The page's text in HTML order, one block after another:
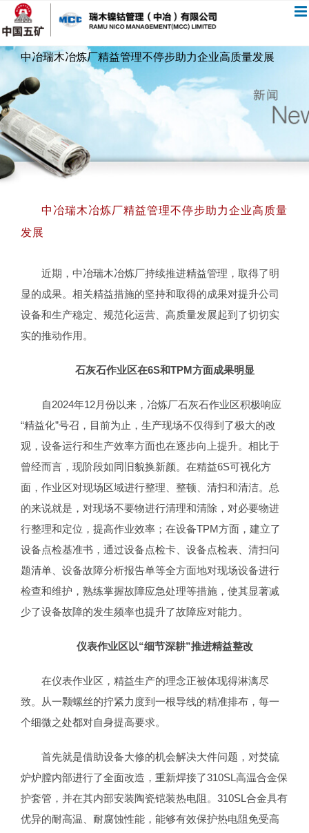
过
内
中冶瑞木冶炼厂精益管理不停步助力企业高质量发展
中冶瑞木冶炼厂精益管理不停步助力企业高质量
发展
近期，中冶瑞木冶炼厂持续推进精益管理，取得了明
显的成果。相关精益措施的坚持和取得的成果对提升公司
设备和生产稳定、规范化运营、高质量发展起到了切切实
实的推动作用。
石灰石作业区在6S和TPM方面成果明显
自2024年12月份以来，冶炼厂石灰石作业区积极响应
“精益化”号召，目前为止，生产现场不仅得到了极大的改
观，设备运行和生产效率方面也在逐步向上提升。相比于
曾经而言，现阶段如同旧貌换新颜。在精益6S可视化方
面，作业区对现场区域进行整理、整顿、清扫和清洁。总
的来说就是，对现场不要物进行清理和清除，对必要物进
行整理和定位，提高作业效率；在设备TPM方面，建立了
设备点检基准书，通过设备点检卡、设备点检表、清扫问
题清单、设备故障分析报告单等全方面地对现场设备进行
检查和维护，熟练掌握故障应急处理等措施，使其显著减
少了设备故障的发生频率也提升了故障应对能力。
仪表作业区以“细节深耕”推进精益整改
在仪表作业区，精益生产的理念正被体现得淋漓尽
致。从一颗螺丝的拧紧力度到一根导线的精准排布，每一
个细微之处都对自身提高要求。
首先就是借助设备大修的机会解决大件问题，对焚硫
炉炉膛内部进行了全面改造，重新焊接了310SL高温合金保
护套管，并在其内部安装陶瓷铠装热电阻。310SL合金具有
优异的耐高温、耐腐蚀性能，能够有效保护热电阻免受高